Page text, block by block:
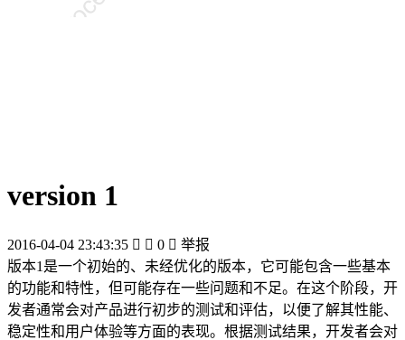
version 1
2016-04-04 23:43:35   0  举报
版本1是一个初始的、未经优化的版本，它可能包含一些基本
的功能和特性，但可能存在一些问题和不足。在这个阶段，开
发者通常会对产品进行初步的测试和评估，以便了解其性能、
稳定性和用户体验等方面的表现。根据测试结果，开发者会对